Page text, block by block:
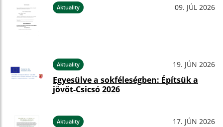
Aktuality 09. JÚL 2026
Aktuality 19. JÚN 2026
Egyesülve a sokféleségben: Építsük a
jövőt-Csicsó 2026
Aktuality 17. JÚN 2026